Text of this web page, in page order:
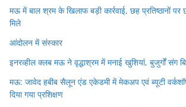
मऊ में बाल श्रम के खिलाफ बड़ी कार्रवाई, छह प्रतिष्ठानों पर
मिले
आंदोलन में संस्कार
इनरव्हील क्लब मऊ ने वृद्धाश्रम में मनाई खुशियां, बुजुर्गों संग
मऊ: जावेद हबीब सैलून एंड एकेडमी में मेकअप एवं ब्यूटी
दिया गया प्रशिक्षण